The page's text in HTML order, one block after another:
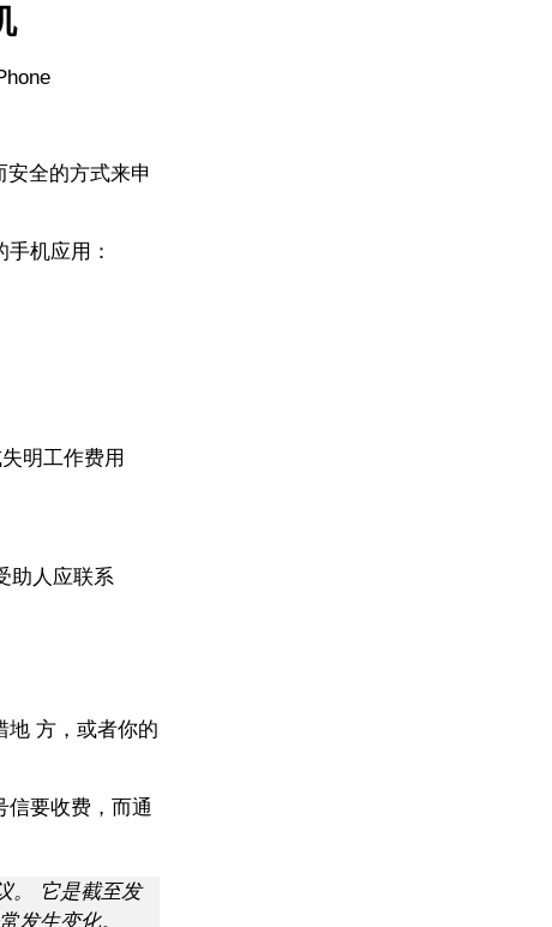
全的方式来申
机应用：
明工作费用
助人应联系
地 方，或者你的
信要收费，而通
。 它是截至发
发生变化。